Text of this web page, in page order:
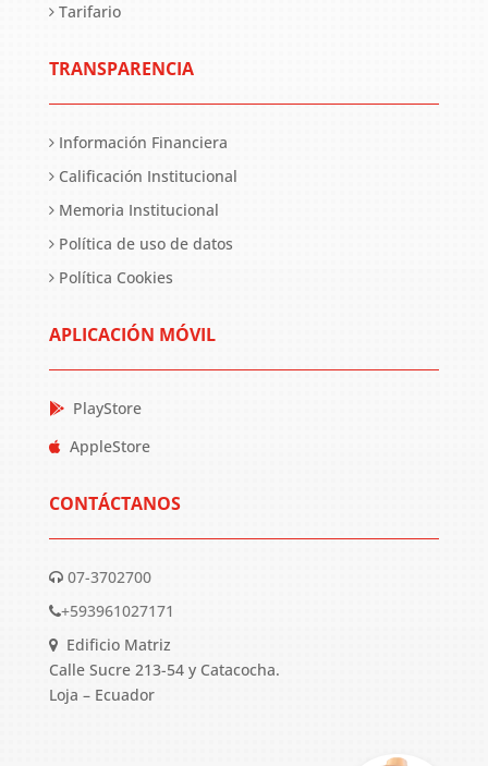
Tarifario
TRANSPARENCIA
Información Financiera
Calificación Institucional
Memoria Institucional
Política de uso de datos
Política Cookies
APLICACIÓN MÓVIL
PlayStore
AppleStore
CONTÁCTANOS
07-3702700
+593961027171
Edificio Matriz
Calle Sucre 213-54 y Catacocha.
Loja – Ecuador